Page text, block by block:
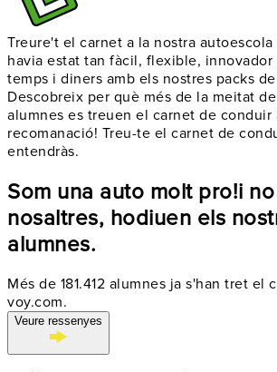
Treure't el carnet a la nostra
havia estat tan fàcil, flexible,
temps i diners amb els nostres packs
Descobreix per què més de la meitat
alumnes es treuen el carnet de conduir
recomanació! Treu-te el carnet de
entendràs.
Som una auto molt pro!i
nosaltres, hodiuen els
alumnes.
Més de 181.412 alumnes ja s'han tret el
voy.com.
Veure ressenyes